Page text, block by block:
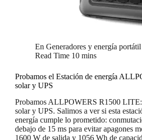
En Generadores y energía portátil
Read Time 10 mins
Probamos el Estación de energía
solar y UPS
Probamos ALLPOWERS R1500
solar y UPS. Salimos a ver si esta
energía cumple lo prometido:
debajo de 15 ms para evitar apagones
1600 W de salida y 1056 Wh de